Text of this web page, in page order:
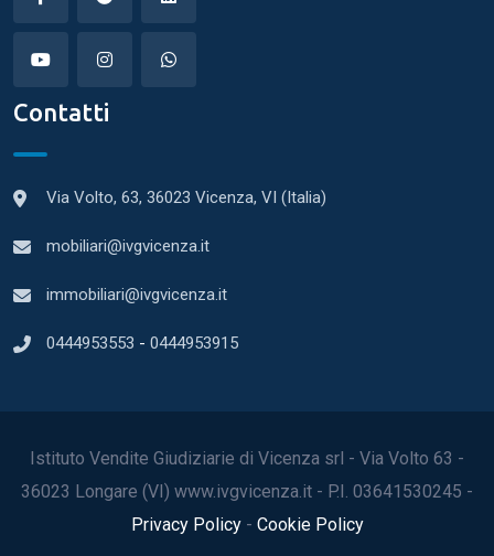
Contatti
Via Volto, 63, 36023 Vicenza, VI (Italia)
mobiliari@ivgvicenza.it
immobiliari@ivgvicenza.it
0444953553 - 0444953915
Istituto Vendite Giudiziarie di Vicenza srl - Via Volto 63 -
36023 Longare (VI) www.ivgvicenza.it - P.I. 03641530245 -
Privacy Policy - Cookie Policy